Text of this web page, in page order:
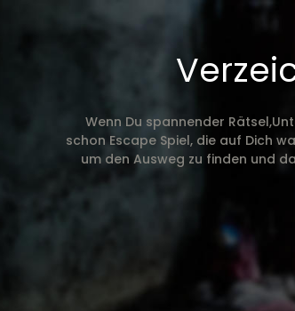
Wenn Du spannender
schon Escape Spiel, die auf Dich
um den Ausweg zu finden und